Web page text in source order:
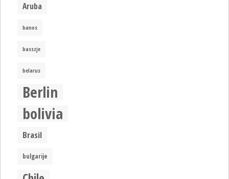
Aruba
banos
basszje
belarus
Berlin
bolivia
Brasil
bulgarije